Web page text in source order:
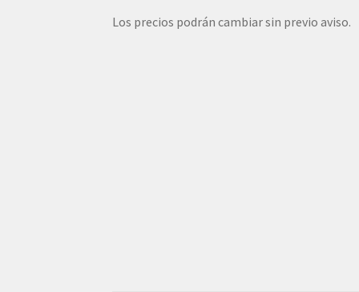
Los precios podrán cambiar sin previo aviso.